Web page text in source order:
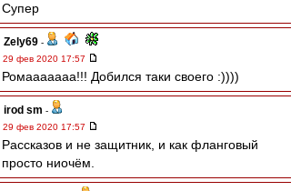
Супер
Zely69 -
29 фев 2020 17:57
Ромааааааа!!! Добился таки своего :))))
irod sm -
29 фев 2020 17:57
Рассказов и не защитник, и как фланговый
просто ниочём.